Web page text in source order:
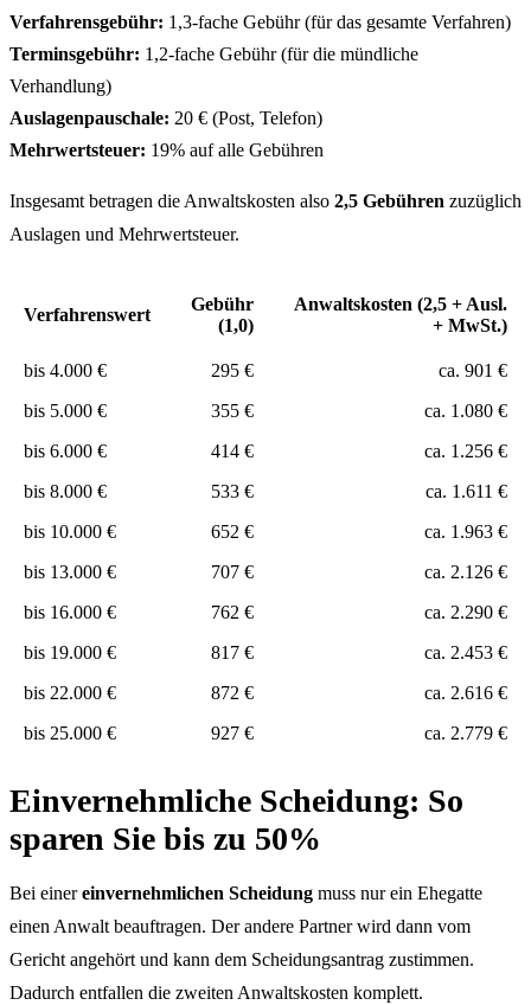
Verfahrensgebühr: 1,3-fache Gebühr (für das gesamte Verfahren)
Terminsgebühr: 1,2-fache Gebühr (für die mündliche
Verhandlung)
Auslagenpauschale: 20 € (Post, Telefon)
Mehrwertsteuer: 19% auf alle Gebühren
Insgesamt betragen die Anwaltskosten also 2,5 Gebühren zuzüglich
Auslagen und Mehrwertsteuer.
Verfahrenswert
Gebühr
(1,0)
Anwaltskosten (2,5 + Ausl.
+ MwSt.)
bis 4.000 € 295 €
ca. 901 €
bis 5.000 €
355 €
ca. 1.080 €
bis 6.000 €
414 €
ca. 1.256 €
bis 8.000 €
533 €
ca. 1.611 €
bis 10.000 €
652 €
ca. 1.963 €
bis 13.000 €
707 €
ca. 2.126 €
bis 16.000 €
762 €
ca. 2.290 €
bis 19.000 €
817 €
ca. 2.453 €
bis 22.000 €
872 €
ca. 2.616 €
bis 25.000 €
927 € ca. 2.779 €
Einvernehmliche Scheidung: So
sparen Sie bis zu 50%
Bei einereinvernehmlichen Scheidung muss nur ein Ehegatte
einen Anwalt beauftragen. Der andere Partner wird dann vom
Gericht angehört und kann dem Scheidungsantrag zustimmen.
Dadurch entfallen die zweiten Anwaltskosten komplett.